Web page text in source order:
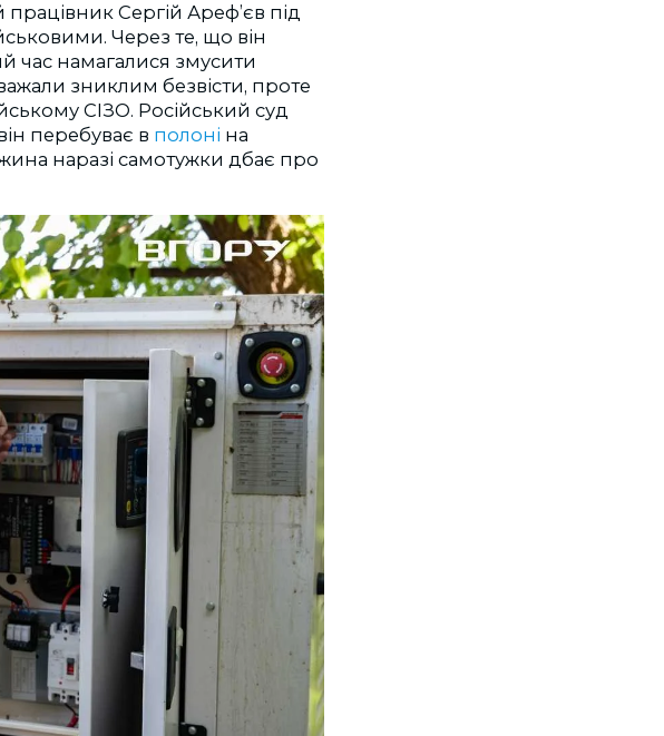
працівник Сергій Ареф’єв під
Через те, що він
час намагалися змусити
зниклим безвісти, проте
СІЗО. Російський суд
перебуває в полоні на
наразі самотужки дбає про